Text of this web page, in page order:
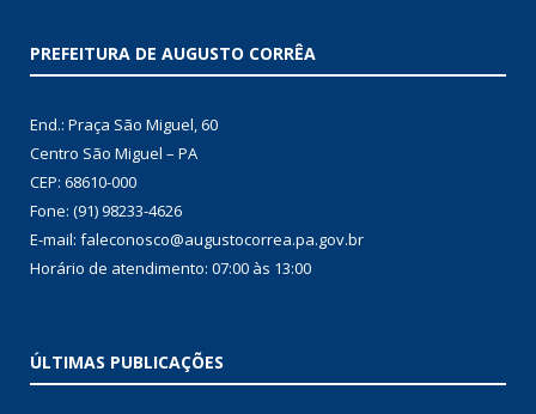
PREFEITURA DE AUGUSTO CORRÊA
End.: Praça São Miguel, 60
Centro São Miguel – PA
CEP: 68610-000
Fone: (91) 98233-4626
E-mail: faleconosco@augustocorrea.pa.gov.br
Horário de atendimento: 07:00 às 13:00
ÚLTIMAS PUBLICAÇÕES